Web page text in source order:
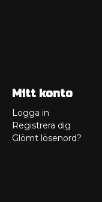
Mitt konto
Logga in
Registrera dig
Glömt lösenord?